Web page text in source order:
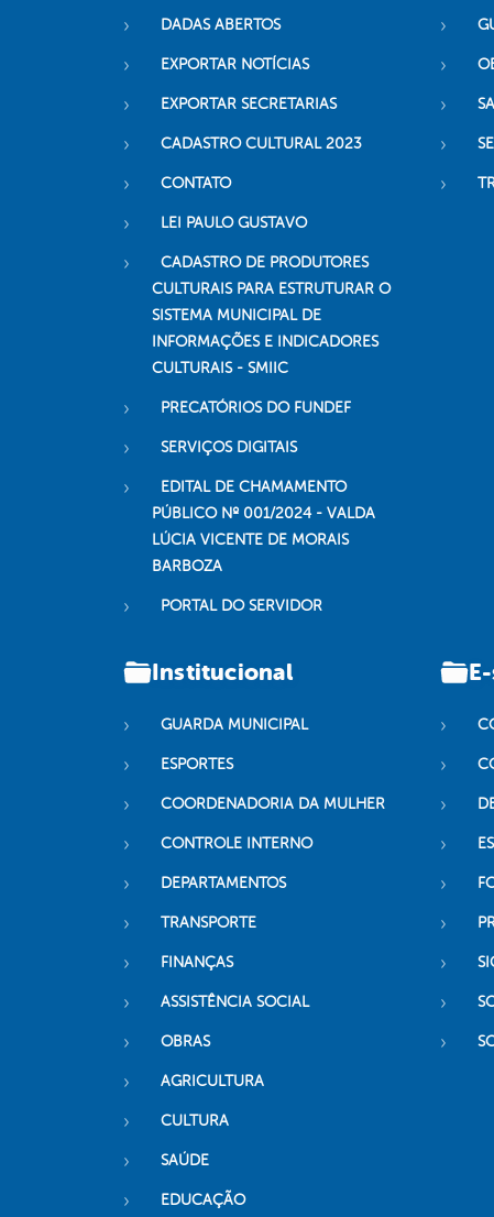
DADAS ABERTOS
EXPORTAR NOTÍCIAS
EXPORTAR SECRETARIAS
CADASTRO CULTURAL 2023
CONTATO
LEI PAULO GUSTAVO
CADASTRO DE PRODUTORES
CULTURAIS PARA ESTRUTURAR O
SISTEMA MUNICIPAL DE
INFORMAÇÕES E INDICADORES
CULTURAIS - SMIIC
PRECATÓRIOS DO FUNDEF
SERVIÇOS DIGITAIS
EDITAL DE CHAMAMENTO
PÚBLICO Nº 001/2024 - VALDA
LÚCIA VICENTE DE MORAIS
BARBOZA
PORTAL DO SERVIDOR
Institucional
GUARDA MUNICIPAL
ESPORTES
COORDENADORIA DA MULHER
CONTROLE INTERNO
DEPARTAMENTOS
TRANSPORTE
FINANÇAS
ASSISTÊNCIA SOCIAL
OBRAS
AGRICULTURA
CULTURA
SAÚDE
EDUCAÇÃO